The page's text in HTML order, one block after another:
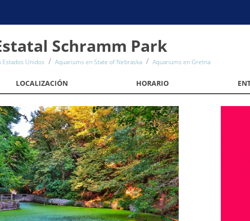
Schramm Park
Unidos Aquariums en State of Nebraska Aquariums en Gretna
LOCALIZACIÓN HORARIO